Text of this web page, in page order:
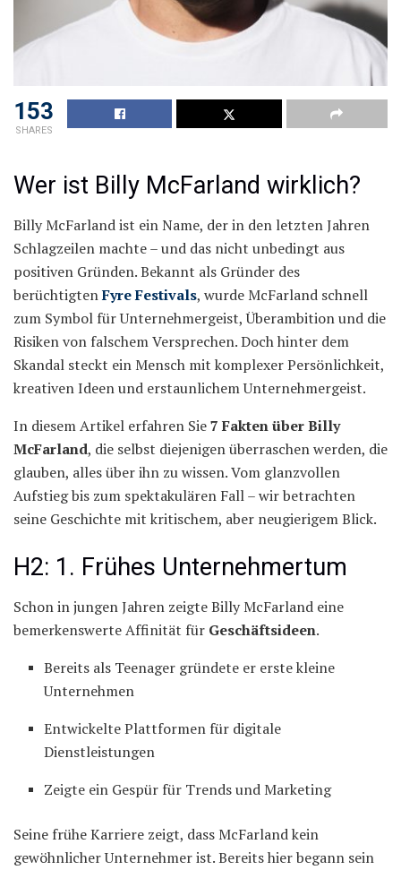
153
SHARES
Wer ist Billy McFarland wirklich?
Billy McFarland ist ein Name, der in den letzten Jahren
Schlagzeilen machte – und das nicht unbedingt aus
positiven Gründen. Bekannt als Gründer des
berüchtigtenFyre Festivals, wurde McFarland schnell
zum Symbol für Unternehmergeist, Überambition und die
Risiken von falschem Versprechen. Doch hinter dem
Skandal steckt ein Mensch mit komplexer Persönlichkeit,
kreativen Ideen und erstaunlichem Unternehmergeist.
In diesem Artikel erfahren Sie7 Fakten über Billy
McFarland, die selbst diejenigen überraschen werden, die
glauben, alles über ihn zu wissen. Vom glanzvollen
Aufstieg bis zum spektakulären Fall – wir betrachten
seine Geschichte mit kritischem, aber neugierigem Blick.
H2: 1. Frühes Unternehmertum
Schon in jungen Jahren zeigte Billy McFarland eine
bemerkenswerte Affinität für Geschäftsideen.
Bereits als Teenager gründete er erste kleine
Unternehmen
Entwickelte Plattformen für digitale
Dienstleistungen
Zeigte ein Gespür für Trends und Marketing
Seine frühe Karriere zeigt, dass McFarland kein
gewöhnlicher Unternehmer ist. Bereits hier begann sein